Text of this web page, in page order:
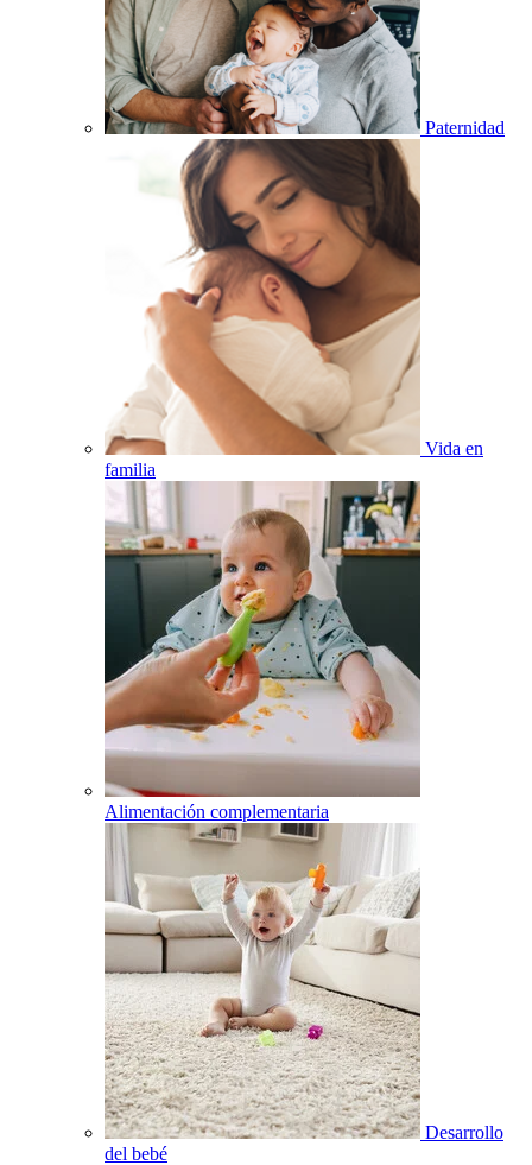
Paternidad
Vida en
familia
Alimentación complementaria
Desarrollo
del bebé